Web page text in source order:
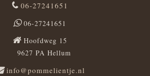
06-27241651
06-27241651
Hoofdweg 15
9627 PA Hellum
info@pommelientje.nl